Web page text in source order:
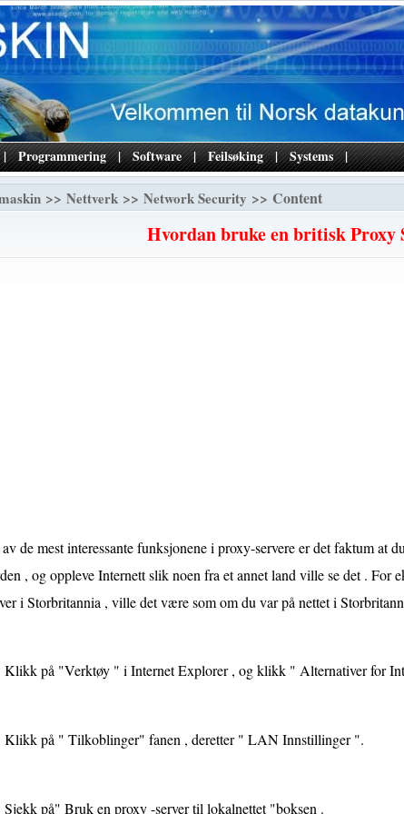
Programmering | Software | Feilsøking | Systems |
>> Nettverk >> Network Security >> Content
Hvordan bruke en britisk Proxy
de mest interessante funksjonene i proxy-servere er det faktum at
, og oppleve Internett slik noen fra et annet land ville se det . For
i Storbritannia , ville det være som om du var på nettet i
Klikk på "Verktøy " i Internet Explorer , og klikk " Alternativer for
Klikk på " Tilkoblinger" fanen , deretter " LAN Innstillinger ".
Sjekk på" Bruk en proxy -server til lokalnettet "boksen .